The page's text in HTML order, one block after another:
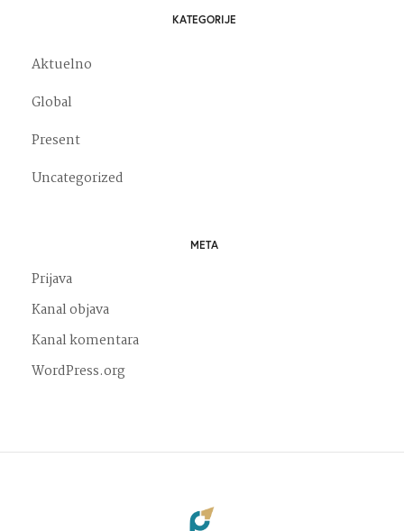
KATEGORIJE
Aktuelno
Global
Present
Uncategorized
META
Prijava
Kanal objava
Kanal komentara
WordPress.org